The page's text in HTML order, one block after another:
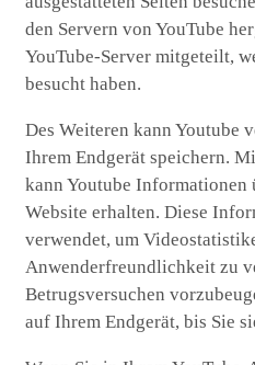
den Servern von YouTube
YouTube-Server mitgeteilt,
besucht haben.
Des Weiteren kann Youtube
Ihrem Endgerät speichern.
kann Youtube Informationen
Website erhalten. Diese
verwendet, um
Anwenderfreundlichkeit zu
Betrugsversuchen
auf Ihrem Endgerät, bis Sie